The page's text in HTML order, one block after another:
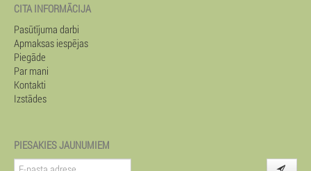
CITA INFORMĀCIJA
Pasūtījuma darbi
Apmaksas iespējas
Piegāde
Par mani
Kontakti
Izstādes
PIESAKIES JAUNUMIEM